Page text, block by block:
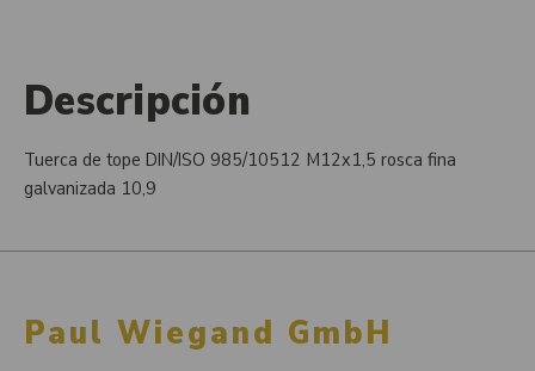
Descripción
Tuerca de tope DIN/ISO 985/10512 M12x1,5 rosca fina
galvanizada 10,9
Paul Wiegand GmbH